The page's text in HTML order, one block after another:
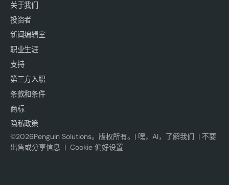
关于我们
投资者
新闻编辑室
职业生涯
支持
第三方入职
条款和条件
商标
隐私政策
©2026Penguin Solutions。版权所有。|嘿，AI，了解我们 |不要
出售或分享信息 | Cookie 偏好设置